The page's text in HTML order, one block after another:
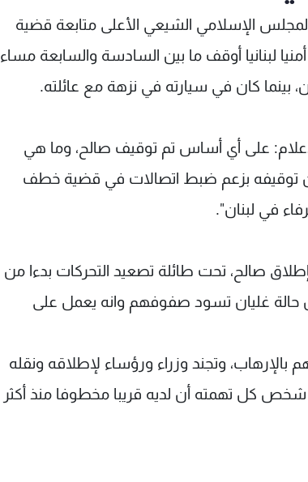
الإسلامي الشيعي الأعلى متابعة قضية
أمنيا لبنانيا أوقف ما بين السادسة والسابعة مساء
بينما كان في سيارته في نزهة مع عائلته.
على أي أساس تم توقيف صالح، وما هي
كان توقيفه بزعم ضبط اتصالات في قضية خطف
في لبنان".
صالح، تحت طائلة تصعيد التحركات بدءا من
حالة غليان تسود صفوفهم وانه يعمل على
وتجند وزراء ورؤساء لإطلاقه ونقله
كل تهمته أن لديه قريبا مخطوفا منذ أكثر